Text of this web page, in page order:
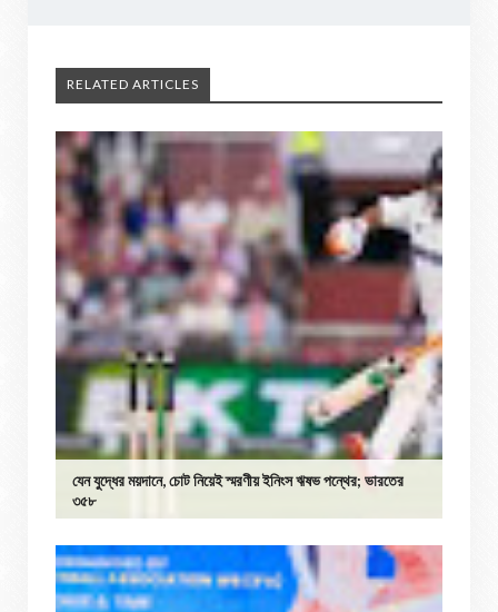
RELATED ARTICLES
যেন যুদ্ধের ময়দানে, চোট নিয়েই স্মরণীয় ইনিংস ঋষভ পন্থের; ভারতের
৩৫৮